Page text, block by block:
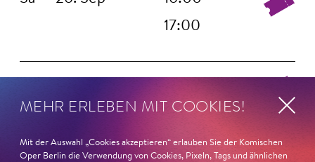
17:00
16:00 -
17:00
MEHR ERLEBEN MIT COOKIES!
Mit der Auswahl „Cookies akzeptieren“ erlauben Sie der Komischen
Oper Berlin die Verwendung von Cookies, Pixeln, Tags und ähnlichen